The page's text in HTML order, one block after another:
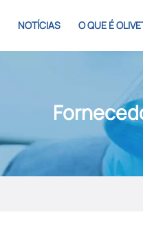
NOTÍCIAS O QUE É